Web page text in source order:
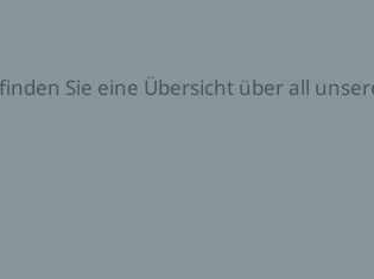
Sie eine Übersicht über all